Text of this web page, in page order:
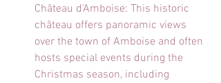
Château d'Amboise: This historic
château offers panoramic views
over the town of Amboise and often
hosts special events during the
Christmas season, including